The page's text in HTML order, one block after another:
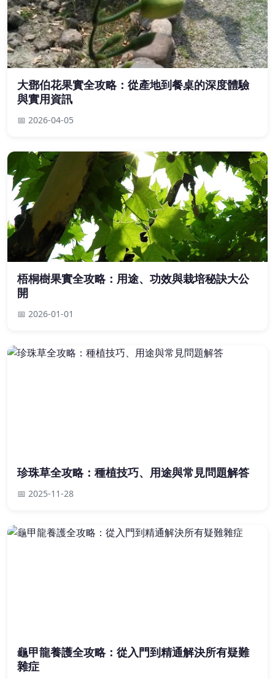
大鄧伯花果實全攻略：從產地到餐桌的深度體驗
與實用資訊
📅 2026-04-05
梧桐樹果實全攻略：用途、功效與栽培秘訣大公
開
📅 2026-01-01
珍珠草全攻略：種植技巧、用途與常見問題解答
📅 2025-11-28
龜甲龍養護全攻略：從入門到精通解決所有疑難
雜症